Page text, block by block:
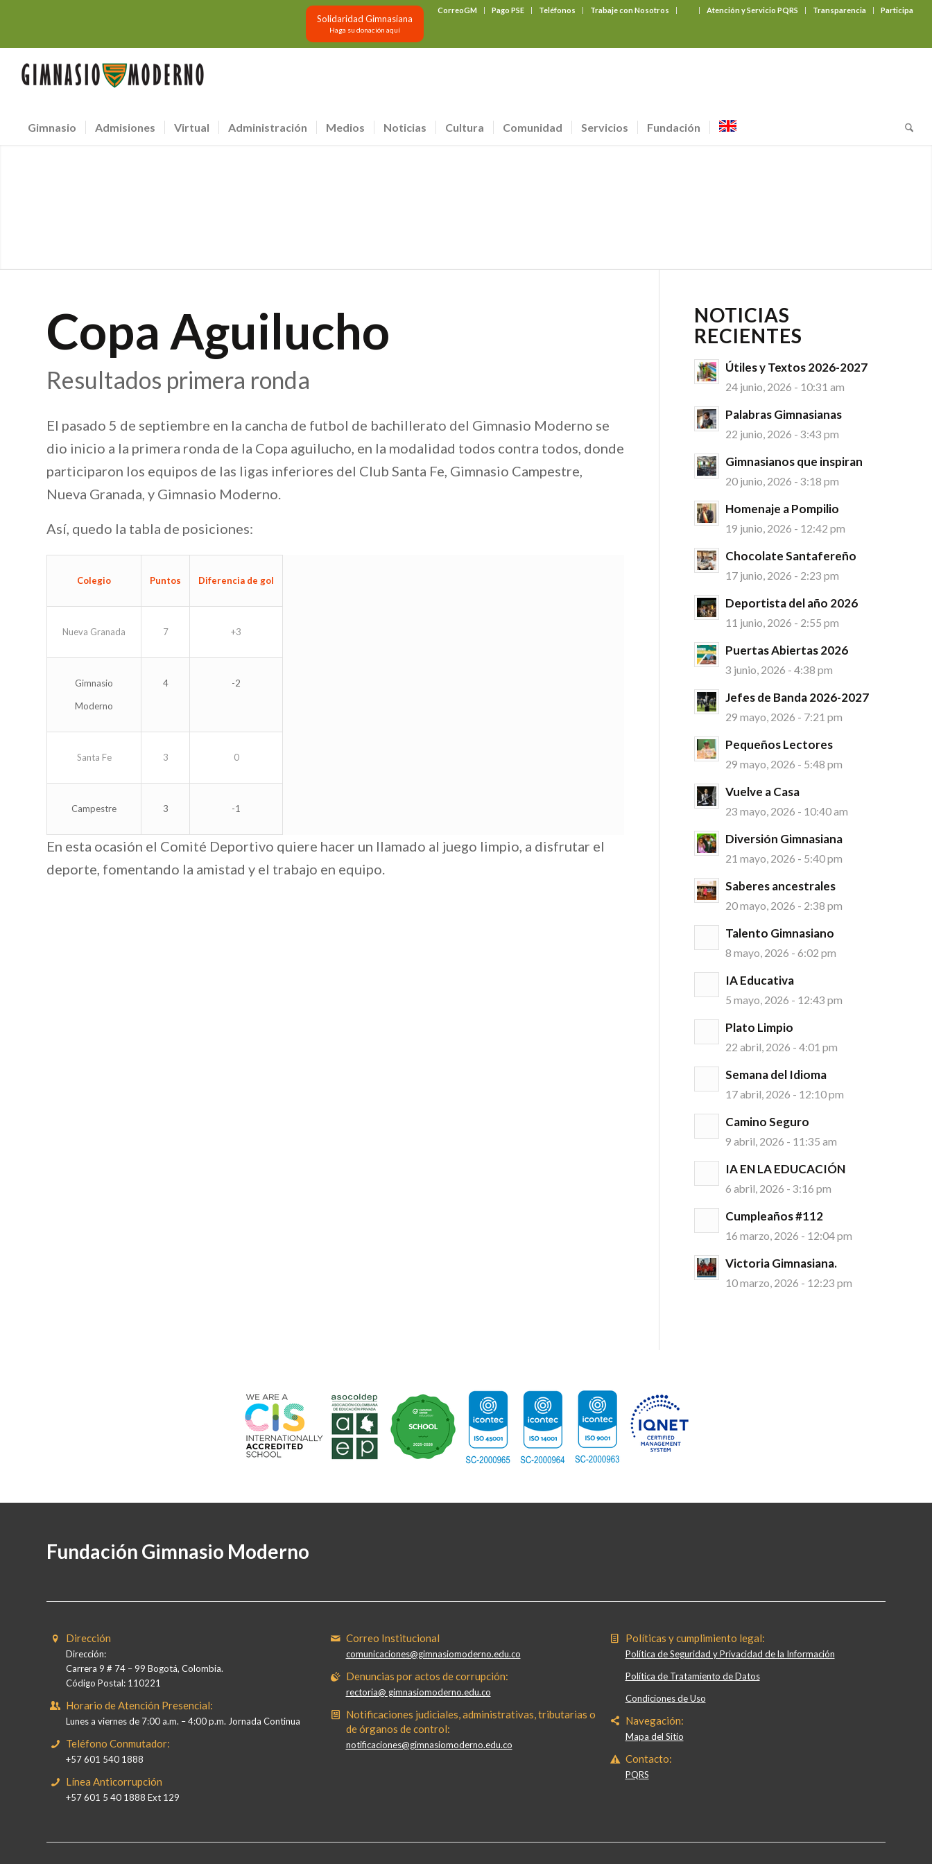
CorreoGM Pago PSE Teléfonos Trabaje con Nosotros Atención y Servicio PQRS Transparencia Participa
Solidaridad Gimnasiana
Haga su donación aquí
Gimnasio Admisiones Virtual Administración Medios Noticias Cultura Comunidad Servicios Fundación
Copa Aguilucho
Resultados primera ronda
El pasado 5 de septiembre en la cancha de futbol de bachillerato del Gimnasio Moderno se
dio inicio a la primera ronda de la Copa aguilucho, en la modalidad todos contra todos, donde
participaron los equipos de las ligas inferiores del Club Santa Fe, Gimnasio Campestre,
Nueva Granada, y Gimnasio Moderno.
Así, quedo la tabla de posiciones:
Colegio Puntos Diferencia de gol
Nueva Granada 7 +3
Gimnasio
Moderno
4 -2
Santa Fe 3 0
Campestre 3 -1
En esta ocasión el Comité Deportivo quiere hacer un llamado al juego limpio, a disfrutar el
deporte, fomentando la amistad y el trabajo en equipo.
NOTICIAS
RECIENTES
Útiles y Textos 2026-2027
24 junio, 2026 - 10:31 am
Palabras Gimnasianas
22 junio, 2026 - 3:43 pm
Gimnasianos que inspiran
20 junio, 2026 - 3:18 pm
Homenaje a Pompilio
19 junio, 2026 - 12:42 pm
Chocolate Santafereño
17 junio, 2026 - 2:23 pm
Deportista del año 2026
11 junio, 2026 - 2:55 pm
Puertas Abiertas 2026
3 junio, 2026 - 4:38 pm
Jefes de Banda 2026-2027
29 mayo, 2026 - 7:21 pm
Pequeños Lectores
29 mayo, 2026 - 5:48 pm
Vuelve a Casa
23 mayo, 2026 - 10:40 am
Diversión Gimnasiana
21 mayo, 2026 - 5:40 pm
Saberes ancestrales
20 mayo, 2026 - 2:38 pm
Talento Gimnasiano
8 mayo, 2026 - 6:02 pm
IA Educativa
5 mayo, 2026 - 12:43 pm
Plato Limpio
22 abril, 2026 - 4:01 pm
Semana del Idioma
17 abril, 2026 - 12:10 pm
Camino Seguro
9 abril, 2026 - 11:35 am
IA EN LA EDUCACIÓN
6 abril, 2026 - 3:16 pm
Cumpleaños #112
16 marzo, 2026 - 12:04 pm
Victoria Gimnasiana.
10 marzo, 2026 - 12:23 pm
Fundación Gimnasio Moderno
Dirección
Dirección:
Carrera 9 # 74 – 99 Bogotá, Colombia.
Código Postal: 110221
Horario de Atención Presencial:
Lunes a viernes de 7:00 a.m. – 4:00 p.m. Jornada Continua
Teléfono Conmutador:
+57 601 540 1888
Línea Anticorrupción
+57 601 5 40 1888 Ext 129
Correo Institucional
comunicaciones@gimnasiomoderno.edu.co
Denuncias por actos de corrupción:
rectoria@ gimnasiomoderno.edu.co
Notificaciones judiciales, administrativas, tributarias o
de órganos de control:
notificaciones@gimnasiomoderno.edu.co
Políticas y cumplimiento legal:
Política de Seguridad y Privacidad de la Información
Política de Tratamiento de Datos
Condiciones de Uso
Navegación:
Mapa del Sitio
Contacto:
PQRS